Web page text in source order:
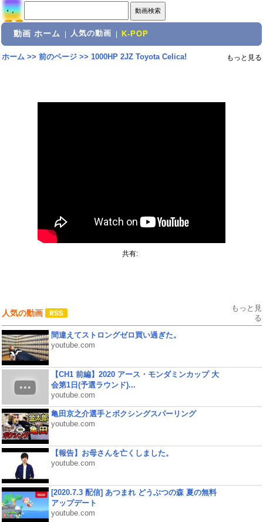
動画 ホーム 人気の動画 K-POP
ホーム>> 前のページ>> 1000HP 2JZ Toyota Celica! もっと見る
共有:
人気の動画
もっと見
る
間違えてストロングゼロ買い過ぎた。
youtube.com
【CH1 前編】2020 アース・モンダミンカップ 大
会第1日(予選ラウンド)...
youtube.com
亀田京之介選手とボクシングスパーリング
youtube.com
【報告】お母さんを亡くしました。
youtube.com
[2020.7.3 配信] あつまれ どうぶつの森 夏の無料
アップデート
youtube.com